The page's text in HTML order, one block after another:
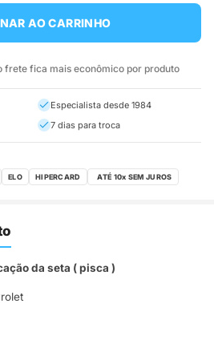
AO CARRINHO
frete fica mais econômico por produto
Especialista desde 1984
7 dias para troca
ELO HIPERCARD
da seta ( pisca )